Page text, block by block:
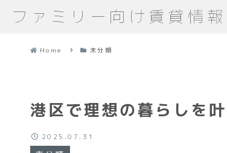
ファミリー向け賃貸情報
Home 未分類
港区で理想の暮らしを
2025.07.31